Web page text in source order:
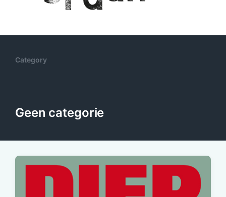
Category
Geen categorie